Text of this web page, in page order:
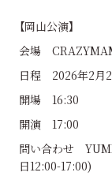
【岡山公演】
会場
日程 2026年2月
開場 16:30
開演 17:00
問い合わせ
日12:00-17:00)